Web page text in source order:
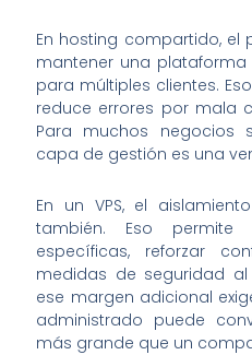
En hosting compartido, el
mantener una
para múltiples clientes.
reduce errores por mala
Para muchos negocios
capa de gestión es una
En un VPS, el
también. Eso
específicas, reforzar
medidas de seguridad
ese margen adicional
administrado puede
más grande que un